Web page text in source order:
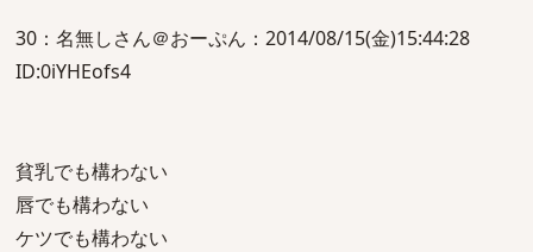
30：名無しさん＠おーぷん：2014/08/15(金)15:44:28
ID:0iYHEofs4
貧乳でも構わない
唇でも構わない
ケツでも構わない